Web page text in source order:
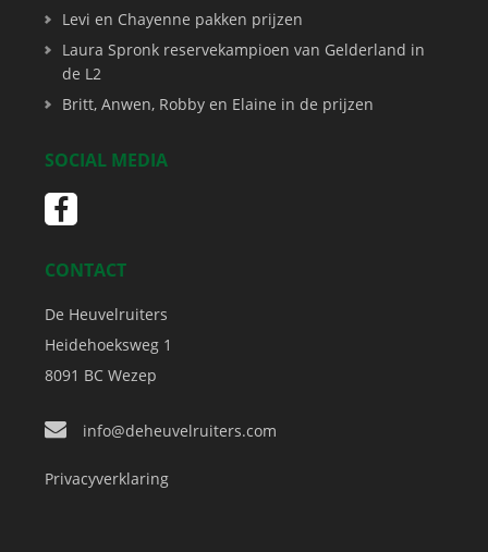
Levi en Chayenne pakken prijzen
Laura Spronk reservekampioen van Gelderland in
de L2
Britt, Anwen, Robby en Elaine in de prijzen
SOCIAL MEDIA
CONTACT
De Heuvelruiters
Heidehoeksweg 1
8091 BC Wezep
info@deheuvelruiters.com
Privacyverklaring